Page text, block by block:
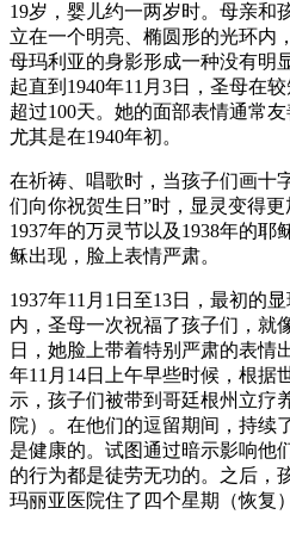
19岁，婴儿约一两岁时。母亲和
立在一个明亮、椭圆形的光环内
母玛利亚的身影形成一种没有明
起直到1940年11月3日，圣母在
超过100天。她的面部表情通常
尤其是在1940年初。
在祈祷、唱歌时，当孩子们画十
们向你祝贺生日”时，显灵变得更
1937年的万灵节以及1938年的
稣出现，脸上表情严肃。
1937年11月1日至13日，最初的
内，圣母一次祝福了孩子们，就
日，她脸上带着特别严肃的表情
年11月14日上午早些时候，根据
示，孩子们被带到哥廷根州立疗
院）。在他们的逗留期间，持续
是健康的。试图通过暗示影响他
的行为都是徒劳无功的。之后，
玛丽亚医院住了四个星期（恢复）